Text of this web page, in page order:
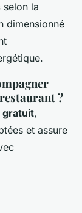
selon la
dimensionné
?
gratuit,
et assure